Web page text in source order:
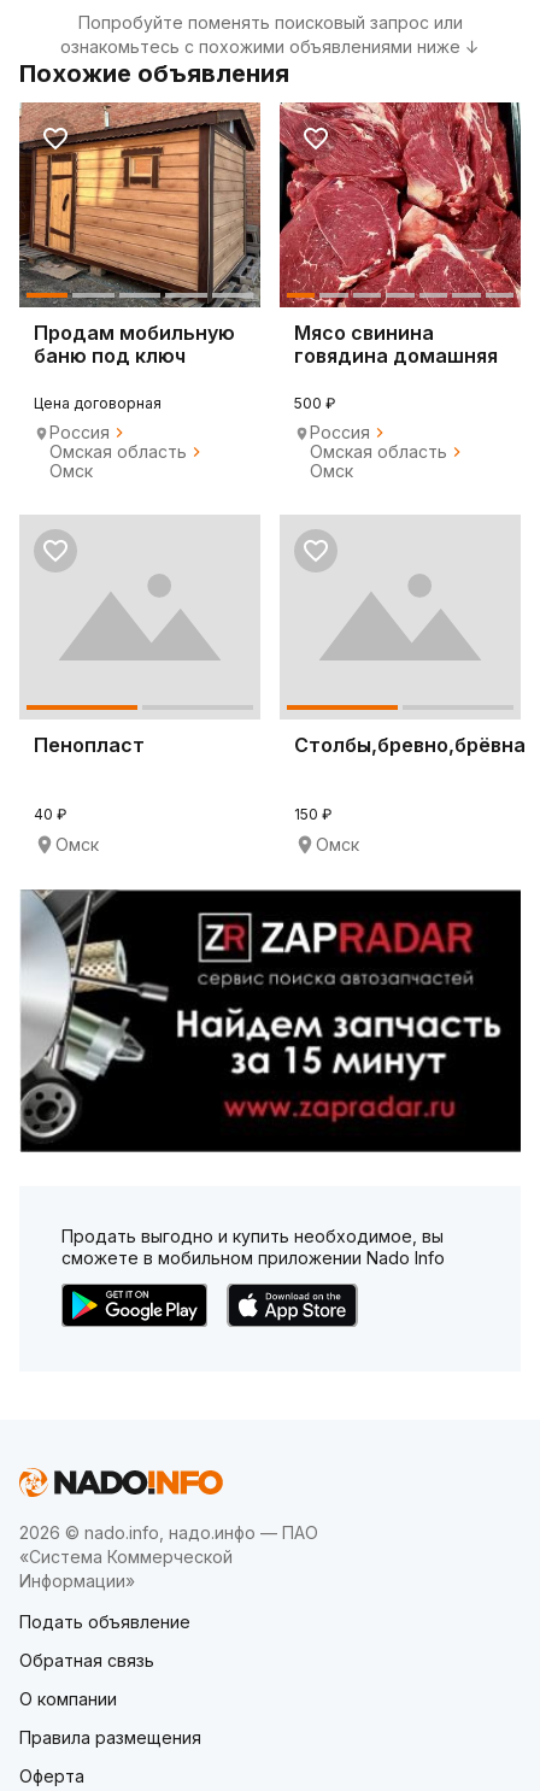
Попробуйте поменять поисковый запрос или
ознакомьтесь с похожими объявлениями ниже ↓
Похожие объявления
Продам мобильную
баню под ключ
Цена договорная
Россия
Омская область
Омск
Мясо свинина
говядина домашняя
500 ₽
Россия
Омская область
Омск
Пенопласт
40 ₽
Омск
Столбы,бревно,брёвна
150 ₽
Омск
Продать выгодно и купить необходимое, вы
сможете в мобильном приложении Nado Info
2026 © nado.info, надо.инфо — ПАО
«Система Коммерческой
Информации»
Подать объявление
Обратная связь
О компании
Правила размещения
Оферта